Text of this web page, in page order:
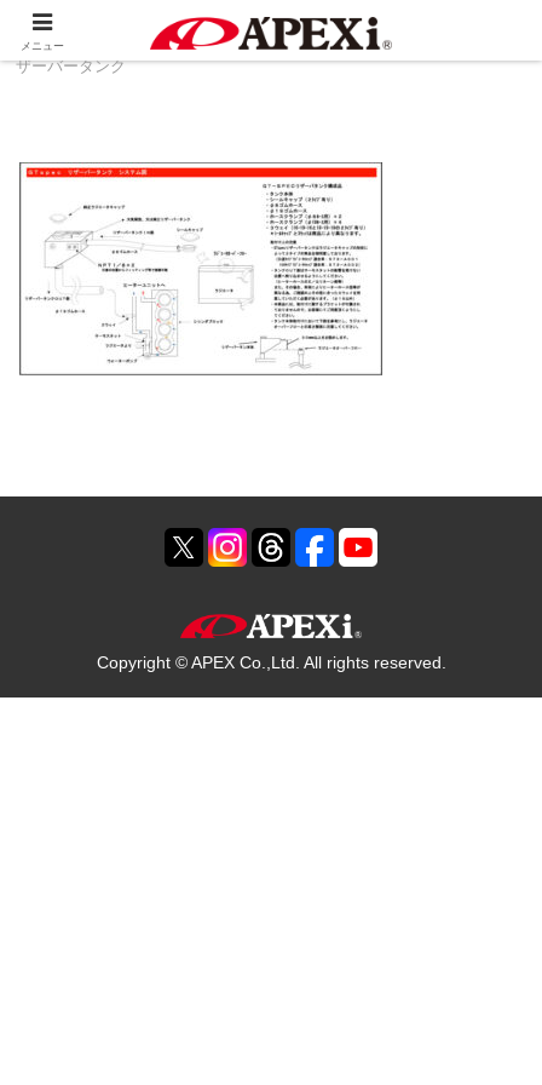
製品情報 生産終了品
ザーバータンク
Copyright © APEX Co.,Ltd. All rights reserved.
メニュー